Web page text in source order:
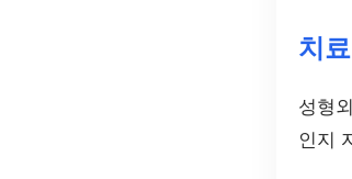
치
성형
인지